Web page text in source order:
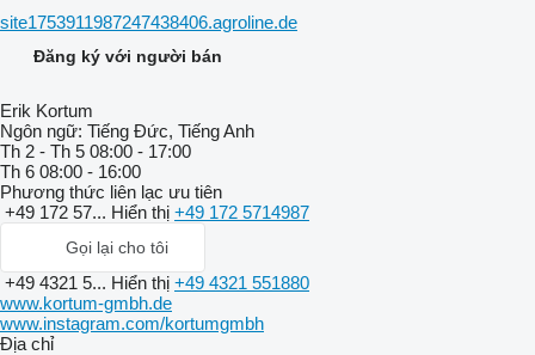
site1753911987247438406.agroline.de
Đăng ký với người bán
Erik Kortum
Ngôn ngữ: Tiếng Đức, Tiếng Anh
Th 2 - Th 5 08:00 - 17:00
Th 6 08:00 - 16:00
Phương thức liên lạc ưu tiên
+49 172 57... Hiển thị +49 172 5714987
Gọi lại cho tôi
+49 4321 5... Hiển thị +49 4321 551880
www.kortum-gmbh.de
www.instagram.com/kortumgmbh
Địa chỉ